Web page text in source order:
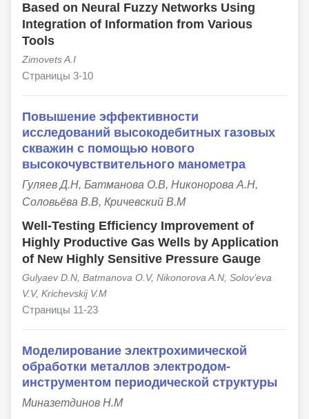
Based on Neural Fuzzy Networks Using
Integration of Information from Various
Tools
Zimovets A.I
Страницы 3-10
Повышение эффективности
исследований высокодебитных газовых
скважин с помощью нового
высокочувствительного манометра
Гуляев Д.Н, Батманова О.В, Никонорова А.Н,
Соловьёва В.В, Кричевский В.М
Well-Testing Efficiency Improvement of
Highly Productive Gas Wells by Application
of New Highly Sensitive Pressure Gauge
Gulyaev D.N, Batmanova O.V, Nikonorova A.N, Solov’eva
V.V, Krichevskij V.M
Страницы 11-23
Моделирование электрохимической
обработки металлов электродом-
инструментом периодической структуры
Миназетдинов Н.М